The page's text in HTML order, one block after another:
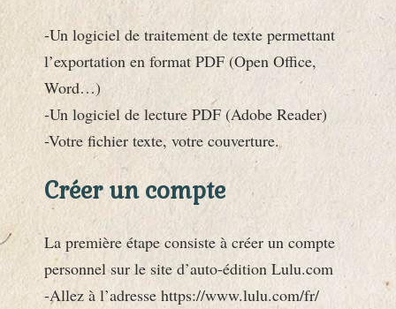
-Un logiciel de traitement de texte permettant
l’exportation en format PDF (Open Office,
Word…)
-Un logiciel de lecture PDF (Adobe Reader)
-Votre fichier texte, votre couverture.
Créer un compte
La première étape consiste à créer un compte
personnel sur le site d’auto-édition Lulu.com
-Allez à l’adresse https://www.lulu.com/fr/